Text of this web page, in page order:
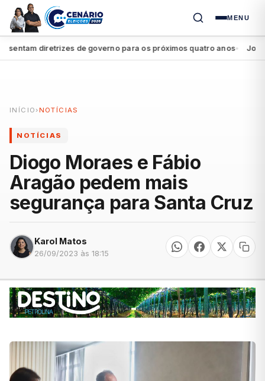
MENU
diretrizes de governo para os próximos quatro anos● João
INÍCIO › NOTÍCIAS
NOTÍCIAS
Diogo Moraes e Fábio
Aragão pedem mais
segurança para Santa Cruz
Karol Matos
26/09/2023 às 18:15